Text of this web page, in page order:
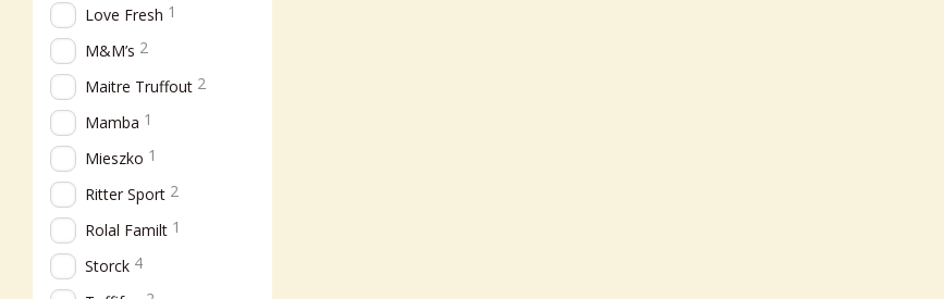
Love Fresh 1
M&M’s 2
Maitre Truffout 2
Mamba 1
Mieszko 1
Ritter Sport 2
Rolal Familt 1
Storck 4